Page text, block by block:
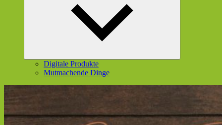
Digitale Produkte
Mutmachende Dinge